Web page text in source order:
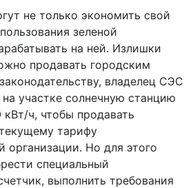
не только экономить свой
зеленой
на ней. Излишки
продавать городским
владелец СЭС
участке солнечную станцию
ч, чтобы продавать
тарифу
организации. Но для этого
специальный
выполнить требования